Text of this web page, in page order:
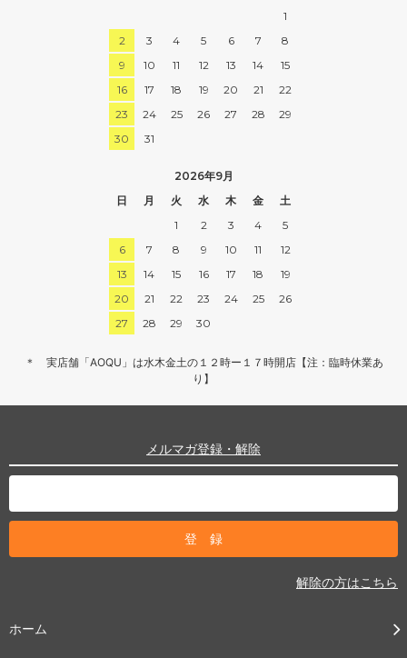
1
2
3 4 5 6 7
8
9
10 11 12 13 14
15
16
17 18 19 20 21
22
23
24 25 26 27 28
29
30
31
2026年9月
日
月 火 水 木 金
土
1
2 3 4
5
6
7 8 9 10 11
12
13
14 15 16 17 18
19
20
21 22 23 24 25
26
27
28 29 30
＊ 実店舗「AOQU」は水木金土の１２時ー１７時開店【注：臨時休業あ
り】
メルマガ登録・解除
解除の方はこちら
ホーム